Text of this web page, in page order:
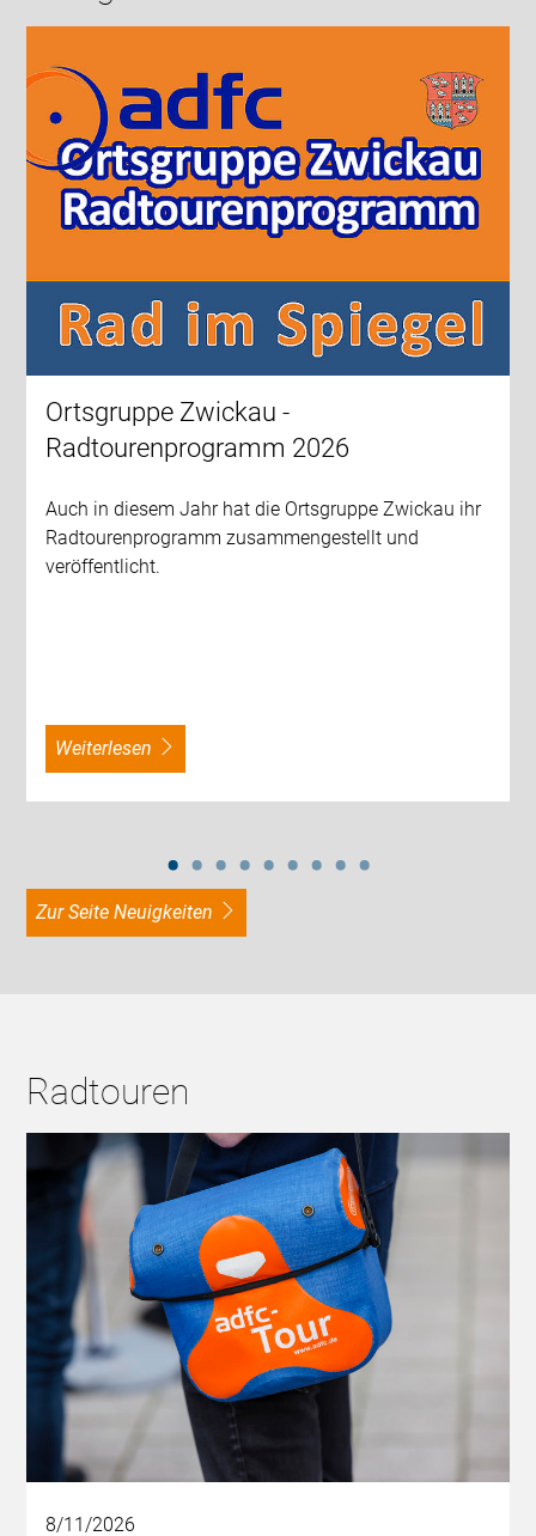
Ortsgruppe Zwickau -
Radtourenprogramm 2026
Auch in diesem Jahr hat die Ortsgruppe Zwickau ihr
Radtourenprogramm zusammengestellt und
veröffentlicht.
weiterlesen
zur Seite Neuigkeiten
Radtouren
8/11/2026